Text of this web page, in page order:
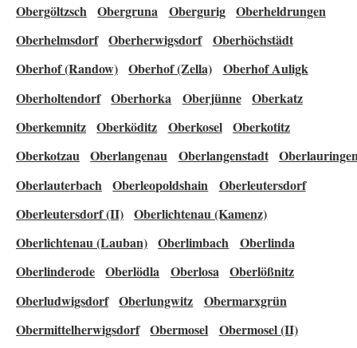
Obergöltzsch Obergruna Obergurig Oberheldrungen
Oberhelmsdorf Oberherwigsdorf Oberhöchstädt
Oberhof (Randow) Oberhof (Zella)
Oberhof Auligk
Oberholtendorf Oberhorka Oberjünne Oberkatz
Oberkemnitz Oberköditz Oberkosel Oberkotitz
Oberkotzau Oberlangenau Oberlangenstadt
Oberlauterbach
Oberleopoldshain
Oberleutersdorf
Oberleutersdorf (II) Oberlichtenau (Kamenz)
Oberlichtenau (Lauban) Oberlimbach
Oberlinda
Oberlinderode Oberlödla Oberlosa Oberlößnitz
Oberludwigsdorf Oberlungwitz
Obermarxgrün
Obermittelherwigsdorf Obermosel
Obermosel (II)